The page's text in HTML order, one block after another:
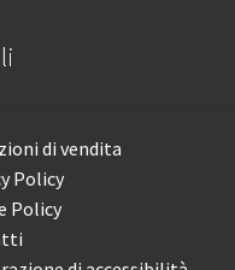
di vendita
Policy
Policy